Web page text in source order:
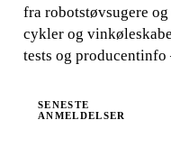
fra robotstøvsugere
cykler og
tests og
SENESTE
ANMELDELSER